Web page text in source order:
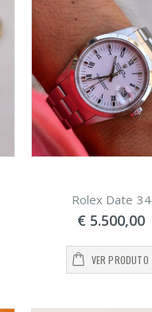
Rolex Date 34
€ 5.500,00
VER PRODUTO